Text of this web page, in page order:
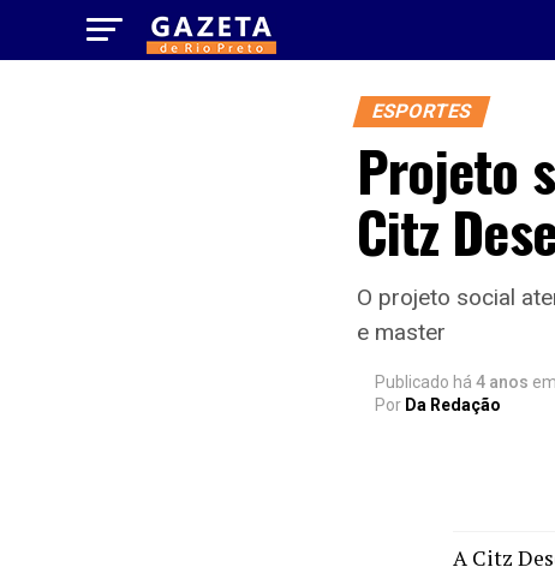
ESPORTES
Projeto
Citz
O projeto social
e master
Publicado há 4 anos em
Por Da Redação
A Citz